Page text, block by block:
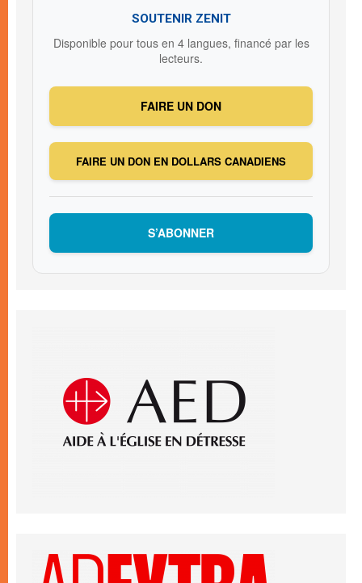
SOUTENIR ZENIT
Disponible pour tous en 4 langues, financé par les
lecteurs.
FAIRE UN DON
FAIRE UN DON EN DOLLARS CANADIENS
S’ABONNER